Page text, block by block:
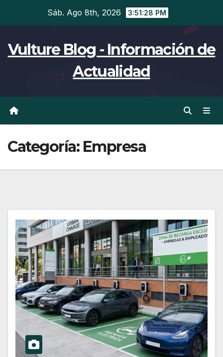
Sáb. Ago 8th, 2026 3:51:29 PM
Vulture Blog - Información de
Actualidad
Categoría: Empresa